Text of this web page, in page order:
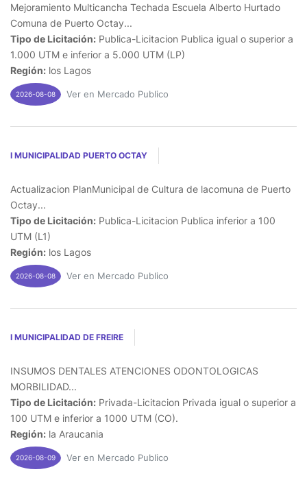
Mejoramiento Multicancha Techada Escuela Alberto Hurtado
Comuna de Puerto Octay...
Tipo de Licitación: Publica-Licitacion Publica igual o superior a
1.000 UTM e inferior a 5.000 UTM (LP)
Región: los Lagos
2026-08-08 Ver en Mercado Publico
I MUNICIPALIDAD PUERTO OCTAY
Actualizacion PlanMunicipal de Cultura de lacomuna de Puerto
Octay...
Tipo de Licitación: Publica-Licitacion Publica inferior a 100
UTM (L1)
Región: los Lagos
2026-08-08 Ver en Mercado Publico
I MUNICIPALIDAD DE FREIRE
INSUMOS DENTALES ATENCIONES ODONTOLOGICAS
MORBILIDAD...
Tipo de Licitación: Privada-Licitacion Privada igual o superior a
100 UTM e inferior a 1000 UTM (CO).
Región: la Araucania
2026-08-09 Ver en Mercado Publico